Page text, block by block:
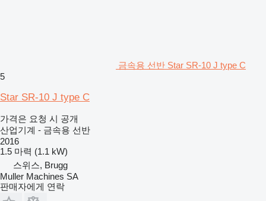
금속용 선반 Star SR-10 J type C
5
Star SR-10 J type C
가격은 요청 시 공개
산업기계 - 금속용 선반
2016
1.5 마력 (1.1 kW)
스위스, Brugg
Muller Machines SA
판매자에게 연락